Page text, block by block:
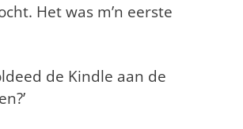
Het was m’n eerste
de Kindle aan de